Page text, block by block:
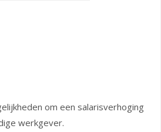
om een salarisverhoging
werkgever.